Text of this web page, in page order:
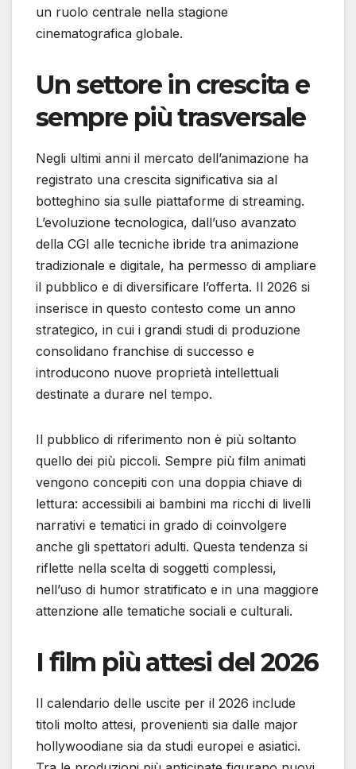
un ruolo centrale nella stagione
cinematografica globale.
Un settore in crescita e
sempre più trasversale
Negli ultimi anni il mercato dell’animazione ha
registrato una crescita significativa sia al
botteghino sia sulle piattaforme di streaming.
L’evoluzione tecnologica, dall’uso avanzato
della CGI alle tecniche ibride tra animazione
tradizionale e digitale, ha permesso di ampliare
il pubblico e di diversificare l’offerta. Il 2026 si
inserisce in questo contesto come un anno
strategico, in cui i grandi studi di produzione
consolidano franchise di successo e
introducono nuove proprietà intellettuali
destinate a durare nel tempo.
Il pubblico di riferimento non è più soltanto
quello dei più piccoli. Sempre più film animati
vengono concepiti con una doppia chiave di
lettura: accessibili ai bambini ma ricchi di livelli
narrativi e tematici in grado di coinvolgere
anche gli spettatori adulti. Questa tendenza si
riflette nella scelta di soggetti complessi,
nell’uso di humor stratificato e in una maggiore
attenzione alle tematiche sociali e culturali.
I film più attesi del 2026
Il calendario delle uscite per il 2026 include
titoli molto attesi, provenienti sia dalle major
hollywoodiane sia da studi europei e asiatici.